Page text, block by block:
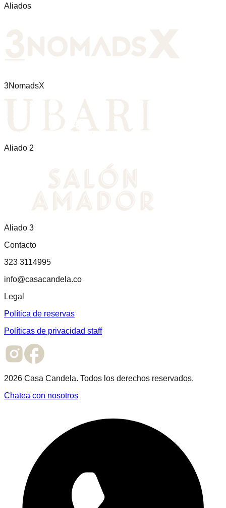
Aliados
3NomadsX
Aliado 2
Aliado 3
Contacto
323 3114995
info@casacandela.co
Legal
Política de reservas
Políticas de privacidad staff
2026 Casa Candela. Todos los derechos reservados.
Chatea con nosotros